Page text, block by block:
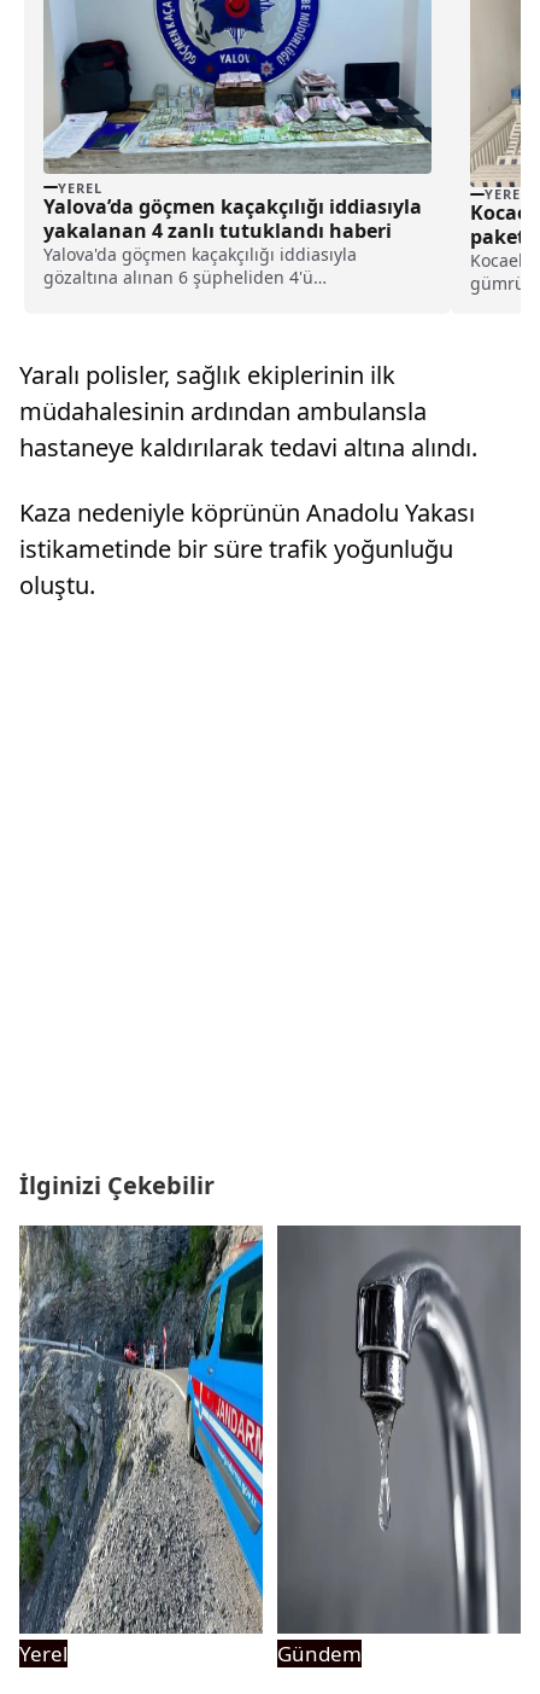
YEREL
Yalova’da göçmen kaçakçılığı iddiasıyla
yakalanan 4 zanlı tutuklandı haberi
Yalova'da göçmen kaçakçılığı iddiasıyla
gözaltına alınan 6 şüpheliden 4'ü
Müdürlüğü ekipleri, Yalova v...
YEREL
paket
gümrük
Yaralı polisler, sağlık ekiplerinin ilk
müdahalesinin ardından ambulansla
hastaneye kaldırılarak tedavi altına alındı.
Kaza nedeniyle köprünün Anadolu Yakası
istikametinde bir süre trafik yoğunluğu
oluştu.
İlginizi Çekebilir
Yerel Gündem